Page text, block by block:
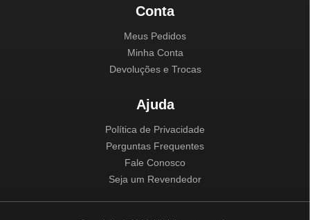
Conta
Meus Pedidos
Minha Conta
Devoluções e Trocas
Ajuda
Política de Privacidade
Perguntas Frequentes
Fale Conosco
Seja um Revendedor